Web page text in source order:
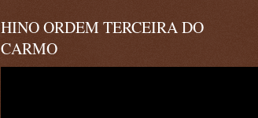
HINO ORDEM TERCEIRA DO
CARMO